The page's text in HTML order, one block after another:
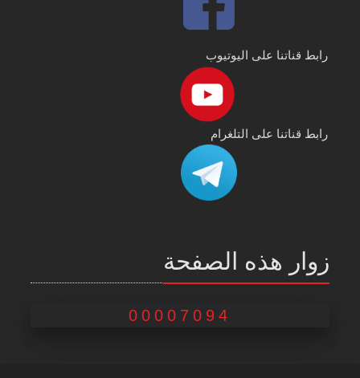
رابط قناتنا على اليوتيوب
رابط قناتنا على التلغرام
زوار هذه الصفحة
00007094